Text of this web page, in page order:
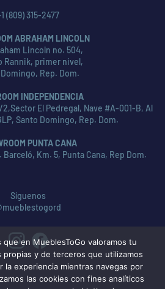
(809) 315-2477
ABRAHAM LINCOLN
Lincoln no. 504,
Rannik, primer nivel,
Rep. Dom.
INDEPENDENCIA
2,Sector El Pedregal, Nave #A-001-B, Al
Santo Domingo, Rep. Dom.
PUNTA CANA
Barceló, Km. 5, Punta Cana, Rep Dom.
Síguenos
en MueblesToGo valoramos tu
propias y de terceros que utilizamos
la experiencia mientras navegas por
las cookies con fines analíticos